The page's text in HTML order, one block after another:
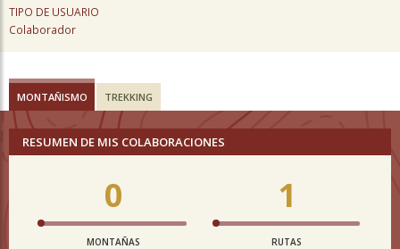
TIPO DE USUARIO
Colaborador
MONTAÑISMO TREKKING
RESUMEN DE MIS COLABORACIONES
0
MONTAÑAS
1
RUTAS